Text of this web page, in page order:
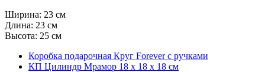
Ширина: 23 см
Длина: 23 см
Высота: 25 см
Коробка подарочная Круг Forever с ручками
КП Цилиндр Мрамор 18 х 18 х 18 см